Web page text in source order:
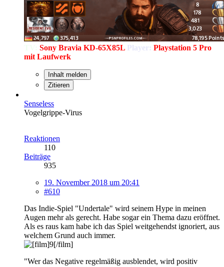
Sony Bravia KD-65X85L Player: Playstation 5 Pro
mit Laufwerk
Inhalt melden
Zitieren
Senseless
Vogelgrippe-Virus
Reaktionen
110
Beiträge
935
19. November 2018 um 20:41
#610
Das Indie-Spiel "Undertale" wird seinem Hype in meinen
Augen mehr als gerecht. Habe sogar ein Thema dazu eröffnet.
Als es raus kam habe ich das Spiel weitgehendst ignoriert, aus
welchem Grund auch immer.
"Wer das Negative regelmäßig ausblendet, wird positiv